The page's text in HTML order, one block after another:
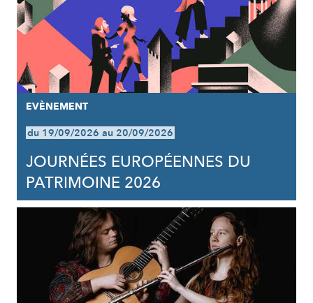
EVÈNEMENT
du 19/09/2026 au 20/09/2026
JOURNÉES EUROPÉENNES DU
PATRIMOINE 2026